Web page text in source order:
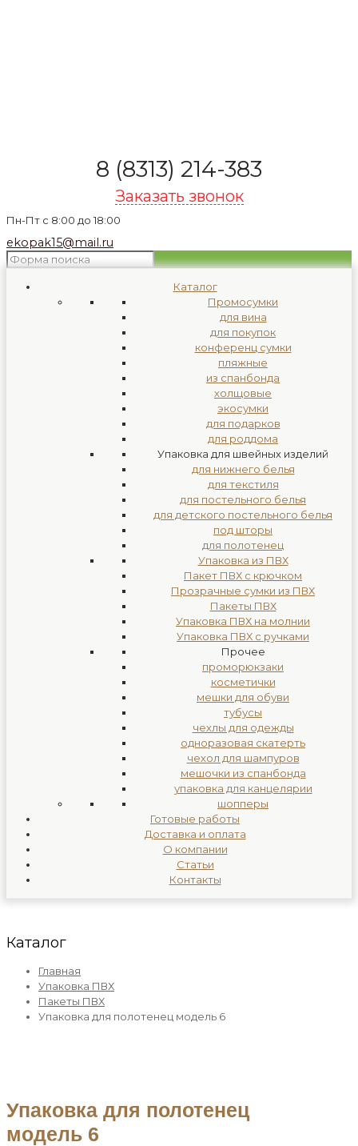
8 (8313) 214-383
Заказать звонок
Пн-Пт с 8:00 до 18:00
ekopak15@mail.ru
Каталог
Промосумки
для вина
для покупок
конференц сумки
пляжные
из спанбонда
холщовые
экосумки
для подарков
для роддома
Упаковка для швейных изделий
для нижнего белья
для текстиля
для постельного белья
для детского постельного белья
под шторы
для полотенец
Упаковка из ПВХ
Пакет ПВХ с крючком
Прозрачные сумки из ПВХ
Пакеты ПВХ
Упаковка ПВХ на молнии
Упаковка ПВХ с ручками
Прочее
проморюкзаки
косметички
мешки для обуви
тубусы
чехлы для одежды
одноразовая скатерть
чехол для шампуров
мешочки из спанбонда
упаковка для канцелярии
шопперы
Готовые работы
Доставка и оплата
О компании
Статьи
Контакты
Каталог
Главная
Упаковка ПВХ
Пакеты ПВХ
Упаковка для полотенец модель 6
Упаковка для полотенец
модель 6